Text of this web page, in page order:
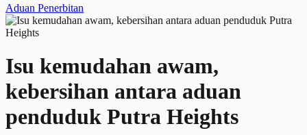
Aduan Penerbitan
Isu kemudahan awam,
kebersihan antara aduan
penduduk Putra Heights